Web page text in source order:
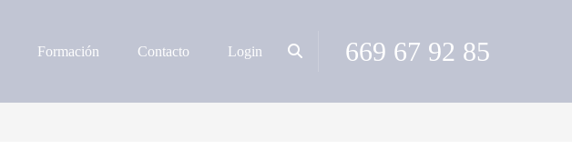
Formación Contacto Login 669 67 92 85